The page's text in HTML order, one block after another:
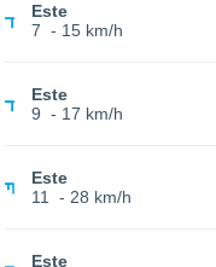
Este
7 - 15 km/h
Este
9 - 17 km/h
Este
11
- 28 km/h
Este